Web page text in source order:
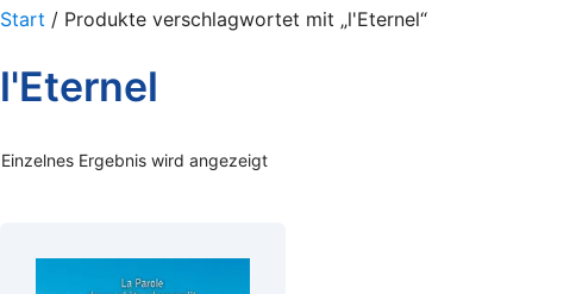
Start / Produkte verschlagwortet mit „l'Eternel“
l'Eternel
Einzelnes Ergebnis wird angezeigt